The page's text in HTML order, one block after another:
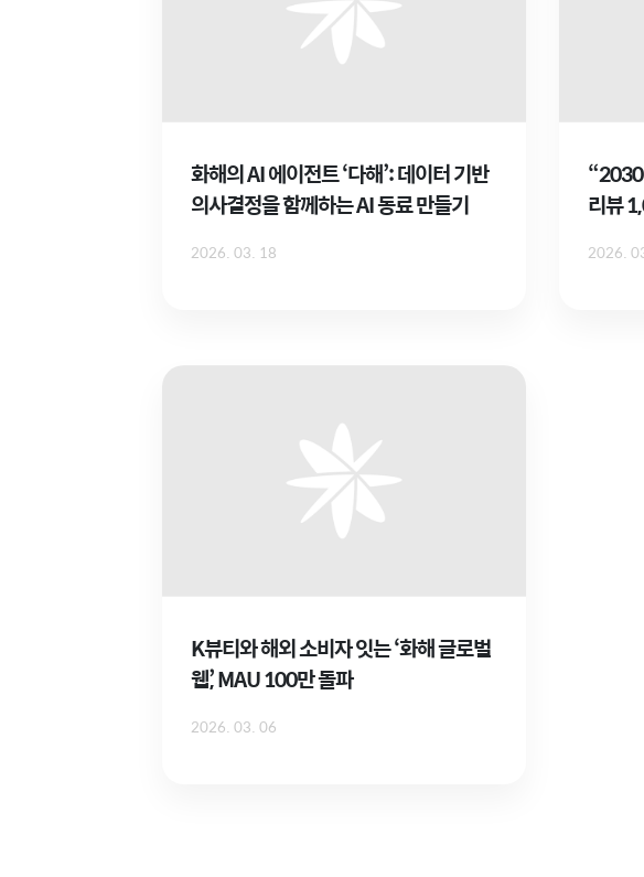
화해의 AI 에이전트 ‘다해’: 데이터 기반
의사결정을 함께하는 AI 동료 만들기
2026. 03. 18
리뷰
2026.
K뷰티와 해외 소비자 잇는 ‘화해 글로벌
웹’, MAU 100만 돌파
2026. 03. 06